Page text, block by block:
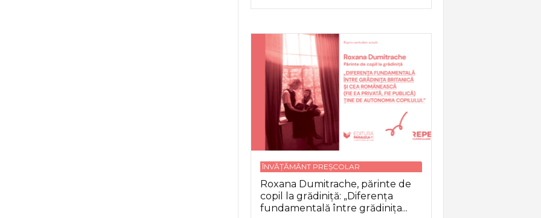
ÎNVĂȚĂMÂNT PREȘCOLAR
Roxana Dumitrache, părinte de
copil la grădiniță: „Diferența
fundamentală între grădinița...